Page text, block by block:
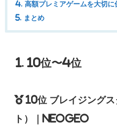
4. 高額プレミアゲームを大切に
5. まとめ
1. 10位〜4位
10位 ブレイジング
ト）｜NEOGEO